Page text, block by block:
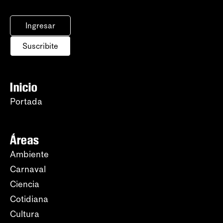
Ingresar
Suscribite
Inicio
Portada
Áreas
Ambiente
Carnaval
Ciencia
Cotidiana
Cultura